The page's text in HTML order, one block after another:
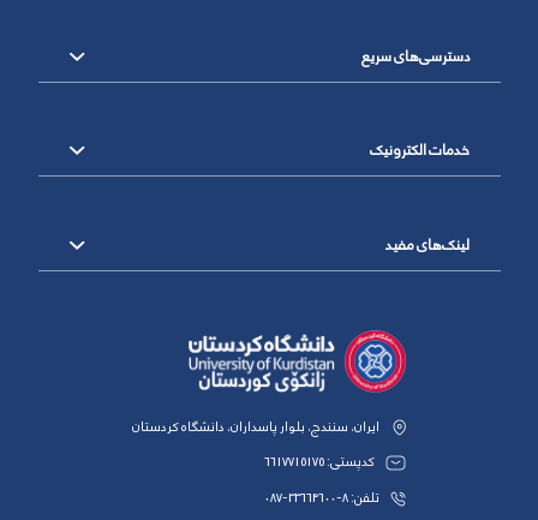
دسترسی‌های سریع
خدمات الکترونیک
لینک‌های مفید
ایران، سنندج، بلوار پاسداران، دانشگاه کردستان
کدپستی: 6617715175
تلفن: 8-33664600-087